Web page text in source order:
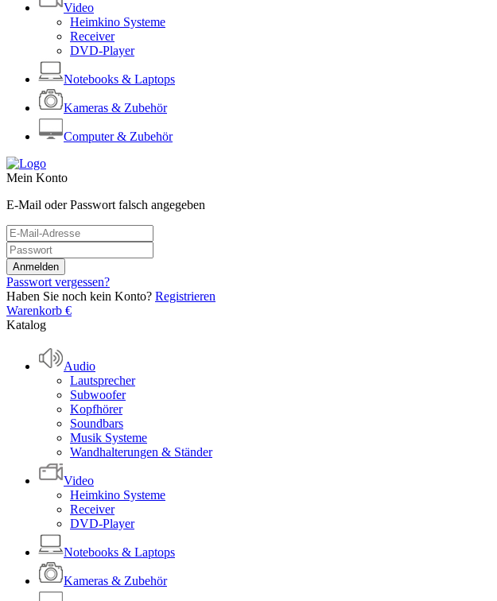
Video
Heimkino Systeme
Receiver
DVD-Player
Notebooks & Laptops
Kameras & Zubehör
Computer & Zubehör
Mein Konto
E-Mail oder Passwort falsch angegeben
Passwort vergessen?
Haben Sie noch kein Konto? Registrieren
Warenkorb €
Katalog
Audio
Lautsprecher
Subwoofer
Kopfhörer
Soundbars
Musik Systeme
Wandhalterungen & Ständer
Video
Heimkino Systeme
Receiver
DVD-Player
Notebooks & Laptops
Kameras & Zubehör